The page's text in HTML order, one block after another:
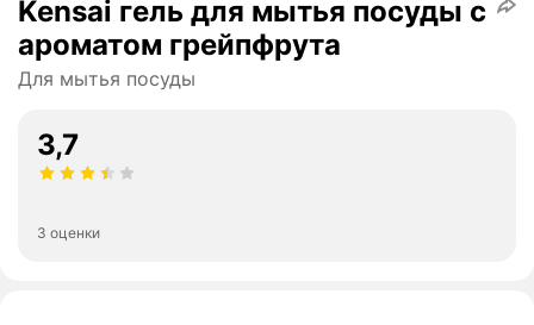
Kensai гель для мытья посуды с
ароматом грейпфрута
Для мытья посуды
3,7
3 оценки